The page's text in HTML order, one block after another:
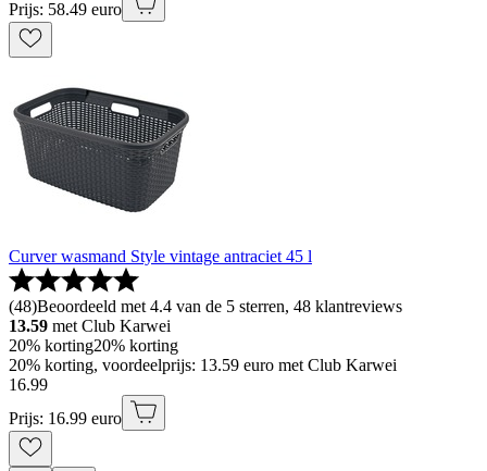
Prijs: 58.49 euro
Curver wasmand Style vintage antraciet 45 l
(48)Beoordeeld met 4.4 van de 5 sterren, 48 klantreviews
13.59 met Club Karwei
20% korting20% korting
20% korting, voordeelprijs: 13.59 euro met Club Karwei
16.99
Prijs: 16.99 euro